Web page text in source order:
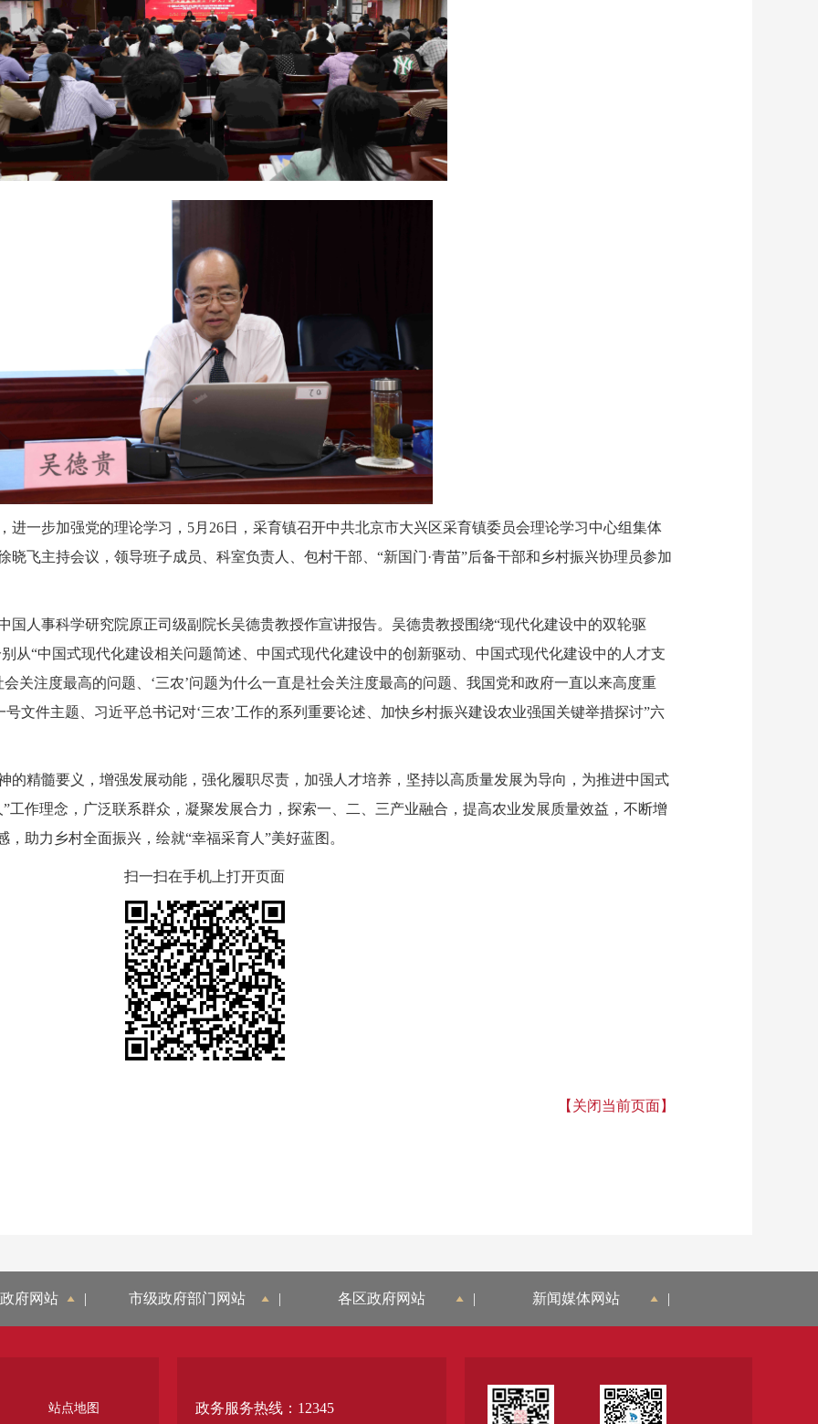
步加强党的理论学习，5月26日，采育镇召开中共北京市大兴区采育镇委员会理论学习中心组集体
晓飞主持会议，领导班子成员、科室负责人、包村干部、“新国门·青苗”后备干部和乡村振兴协理员参加
事科学研究院原正司级副院长吴德贵教授作宣讲报告。吴德贵教授围绕“现代化建设中的双轮驱
从“中国式现代化建设相关问题简述、中国式现代化建设中的创新驱动、中国式现代化建设中的人才支
会关注度最高的问题、‘三农’问题为什么一直是社会关注度最高的问题、我国党和政府一直以来高度重
号文件主题、习近平总书记对‘三农’工作的系列重要论述、加快乡村振兴建设农业强国关键举措探讨”六
髓要义，增强发展动能，强化履职尽责，加强人才培养，坚持以高质量发展为导向，为推进中国式
工作理念，广泛联系群众，凝聚发展合力，探索一、二、三产业融合，提高农业发展质量效益，不断增
助力乡村全面振兴，绘就“幸福采育人”美好蓝图。
扫一扫在手机上打开页面
【关闭当前页面】
府网站 | 市级政府部门网站 | 各区政府网站 | 新闻媒体网站 |
站点地图 政务服务热线：12345